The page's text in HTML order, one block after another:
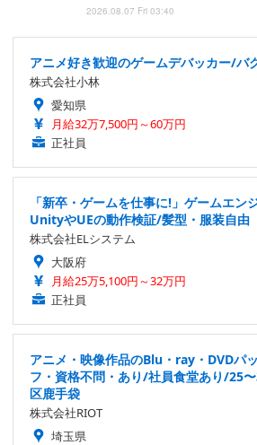
2026.08.07 Fri 03:40
アニメ好き歓迎のゲームデバッカー/バ
株式会社小林
愛知県
月給32万7,500円～60万円
正社員
「新卒・ゲームを仕事に!」ゲームエ
UnityやUEの動作検証/髪型・服装自由
株式会社ELシステム
大阪府
月給25万5,100円～32万円
正社員
アニメ・映像作品のBlu・ray・DVDパ
フ・資格不問・あり/社員食堂あり/25
区鹿手袋
株式会社RIOT
埼玉県